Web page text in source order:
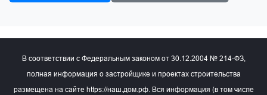
В соответствии с Федеральным законом от 30.12.2004 № 214-ФЗ,
полная информация о застройщике и проектах строительства
размещена на сайте https://наш.дом.рф. Вся информация (в том числе